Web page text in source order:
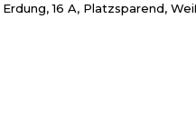
16 A, Platzsparend,